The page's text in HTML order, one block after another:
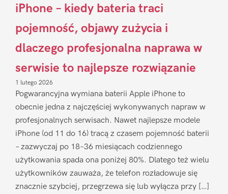
iPhone – kiedy bateria traci
pojemność, objawy zużycia i
dlaczego profesjonalna naprawa w
serwisie to najlepsze rozwiązanie
1 lutego 2026
Pogwarancyjna wymiana baterii Apple iPhone to
obecnie jedna z najczęściej wykonywanych napraw w
profesjonalnych serwisach. Nawet najlepsze modele
iPhone (od 11 do 16) tracą z czasem pojemność baterii
– zazwyczaj po 18–36 miesiącach codziennego
użytkowania spada ona poniżej 80%. Dlatego też wielu
użytkowników zauważa, że telefon rozładowuje się
znacznie szybciej, przegrzewa się lub wyłącza przy […]